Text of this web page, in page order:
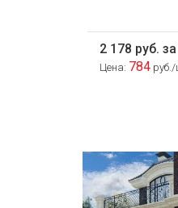
2 178 руб.
Цена: 784
подряд... и